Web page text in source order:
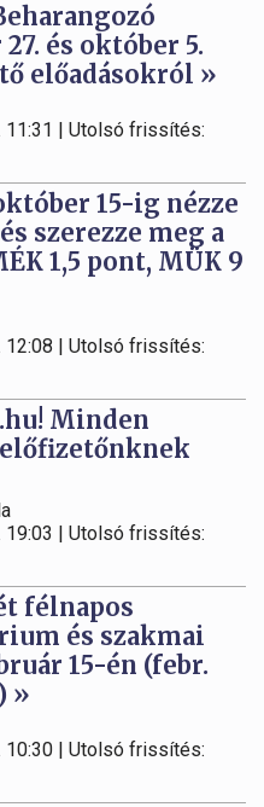
és október 5.
előadásokról »
11:31 | Utolsó frissítés:
15-ig nézze
szerezze meg a
1,5 pont, MÜK 9
12:08 | Utolsó frissítés:
Minden
19:03 | Utolsó frissítés:
félnapos
és szakmai
15-én (febr.
»
10:30 | Utolsó frissítés: